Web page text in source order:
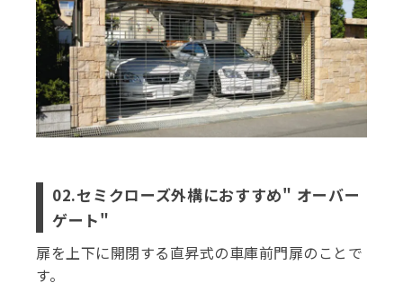
02.セミクローズ外構におすすめ" オーバー
ゲート"
扉を上下に開閉する直昇式の車庫前門扉のことで
す。